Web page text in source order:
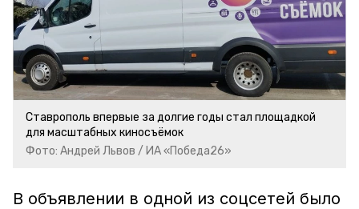
Ставрополь впервые за долгие годы стал площадкой
для масштабных киносъёмок
Фото: Андрей Львов / ИА «Победа26»
В объявлении в одной из соцсетей было